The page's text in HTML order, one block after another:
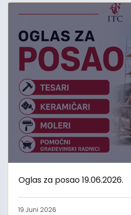
Oglas za posao 19.06.2026.
19 Juni 2026